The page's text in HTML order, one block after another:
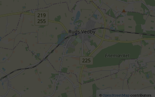
© OpenStreetMapcontributors.